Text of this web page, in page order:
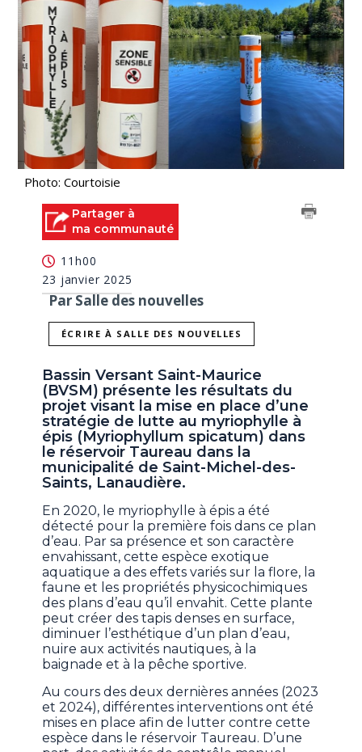
Photo: Courtoisie
Partager à
ma communauté
11h00
23 janvier 2025
Par Salle des nouvelles
ÉCRIRE À SALLE DES NOUVELLES
Bassin Versant Saint-Maurice
(BVSM) présente les résultats du
projet visant la mise en place d’une
stratégie de lutte au myriophylle à
épis (Myriophyllum spicatum) dans
le réservoir Taureau dans la
municipalité de Saint-Michel-des-
Saints, Lanaudière.
En 2020, le myriophylle à épis a été
détecté pour la première fois dans ce plan
d’eau. Par sa présence et son caractère
envahissant, cette espèce exotique
aquatique a des effets variés sur la flore, la
faune et les propriétés physicochimiques
des plans d’eau qu’il envahit. Cette plante
peut créer des tapis denses en surface,
diminuer l’esthétique d’un plan d’eau,
nuire aux activités nautiques, à la
baignade et à la pêche sportive.
Au cours des deux dernières années (2023
et 2024), différentes interventions ont été
mises en place afin de lutter contre cette
espèce dans le réservoir Taureau. D’une